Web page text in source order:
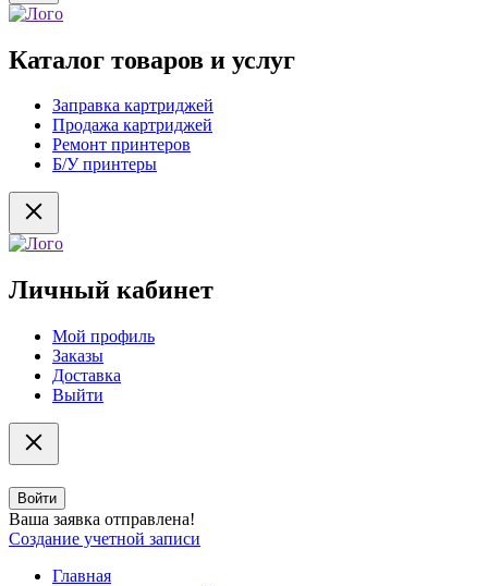
Каталог товаров и услуг
Заправка картриджей
Продажа картриджей
Ремонт принтеров
Б/У принтеры
Личный кабинет
Мой профиль
Заказы
Доставка
Выйти
Войти
Ваша заявка отправлена!
Создание учетной записи
Главная